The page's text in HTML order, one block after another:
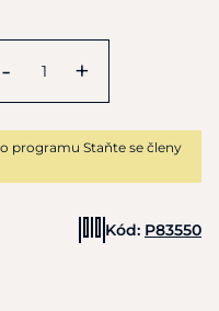
- +
programu Staňte se členy
Kód: P83550